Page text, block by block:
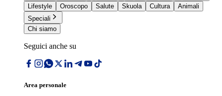
Lifestyle
Oroscopo Salute Skuola Cultura
Animali
Speciali
Chi siamo
Seguici anche su
Area personale